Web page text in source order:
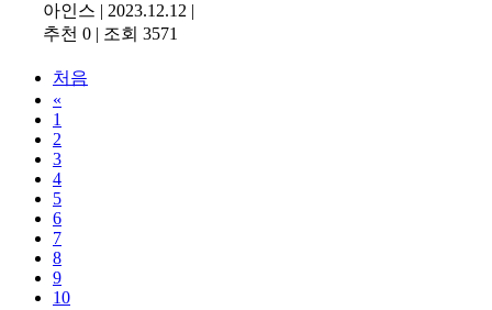
아인스 | 2023.12.12 |
추천 0 | 조회 3571
처음
«
1
2
3
4
5
6
7
8
9
10